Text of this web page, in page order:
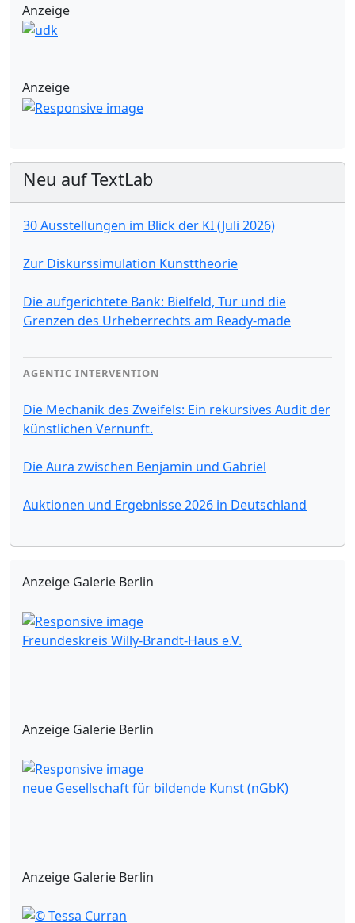
Anzeige
Anzeige
Neu auf TextLab
30 Ausstellungen im Blick der KI (Juli 2026)
Zur Diskurssimulation Kunsttheorie
Die aufgerichtete Bank: Bielfeld, Tur und die
Grenzen des Urheberrechts am Ready-made
AGENTIC INTERVENTION
Die Mechanik des Zweifels: Ein rekursives Audit der
künstlichen Vernunft.
Die Aura zwischen Benjamin und Gabriel
Auktionen und Ergebnisse 2026 in Deutschland
Anzeige Galerie Berlin
Freundeskreis Willy-Brandt-Haus e.V.
Anzeige Galerie Berlin
neue Gesellschaft für bildende Kunst (nGbK)
Anzeige Galerie Berlin